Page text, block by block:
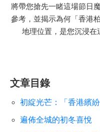
將帶您搶先一睹這場節日
參考，並揭示為何「香港
地理位置，是您沉浸在
文章目錄
初綻光芒：「香港繽
遍佈全城的初冬喜悅